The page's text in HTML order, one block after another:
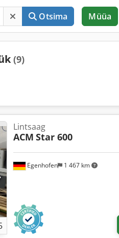
Otsima Müüa
(9)
Egenhofen 1 467 km
Lintsaag
ACM Star 600